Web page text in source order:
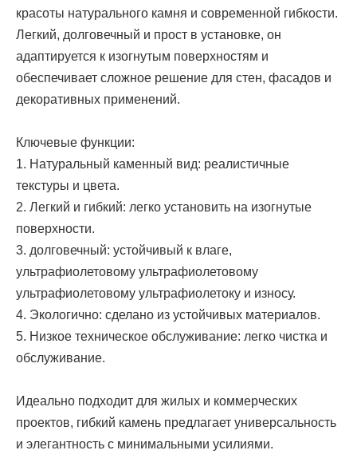
красоты натурального камня и современной гибкости.
Легкий, долговечный и прост в установке, он
адаптируется к изогнутым поверхностям и
обеспечивает сложное решение для стен, фасадов и
декоративных применений.
Ключевые функции:
1. Натуральный каменный вид: реалистичные
текстуры и цвета.
2. Легкий и гибкий: легко установить на изогнутые
поверхности.
3. долговечный: устойчивый к влаге,
ультрафиолетовому ультрафиолетовому
ультрафиолетовому ультрафиолетоку и износу.
4. Экологично: сделано из устойчивых материалов.
5. Низкое техническое обслуживание: легко чистка и
обслуживание.
Идеально подходит для жилых и коммерческих
проектов, гибкий камень предлагает универсальность
и элегантность с минимальными усилиями.